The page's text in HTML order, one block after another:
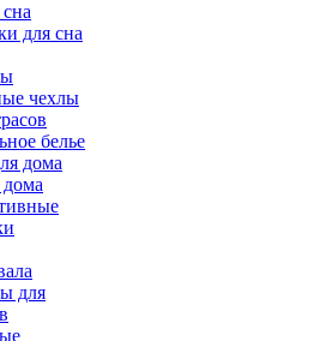
для сна
чехлы
белье
дома
для